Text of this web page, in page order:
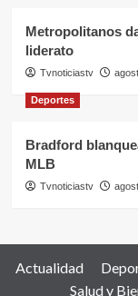
Metropolitanos
liderato
Tvnoticiastv
Deportes
Bradford
MLB
Tvnoticiastv
Actualidad
Salud y